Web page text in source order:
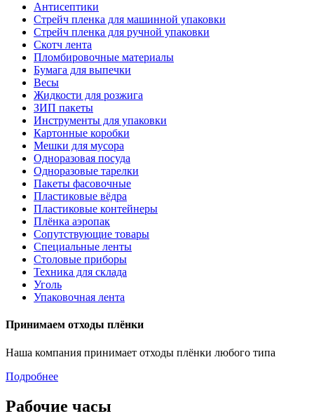
Антисептики
Стрейч пленка для машинной упаковки
Стрейч пленка для ручной упаковки
Скотч лента
Пломбировочные материалы
Бумага для выпечки
Весы
Жидкости для розжига
ЗИП пакеты
Инструменты для упаковки
Картонные коробки
Мешки для мусора
Одноразовая посуда
Одноразовые тарелки
Пакеты фасовочные
Пластиковые вёдра
Пластиковые контейнеры
Плёнка аэропак
Сопутствующие товары
Специальные ленты
Столовые приборы
Техника для склада
Уголь
Упаковочная лента
Принимаем отходы плёнки
Наша компания принимает отходы плёнки любого типа
Подробнее
Рабочие часы